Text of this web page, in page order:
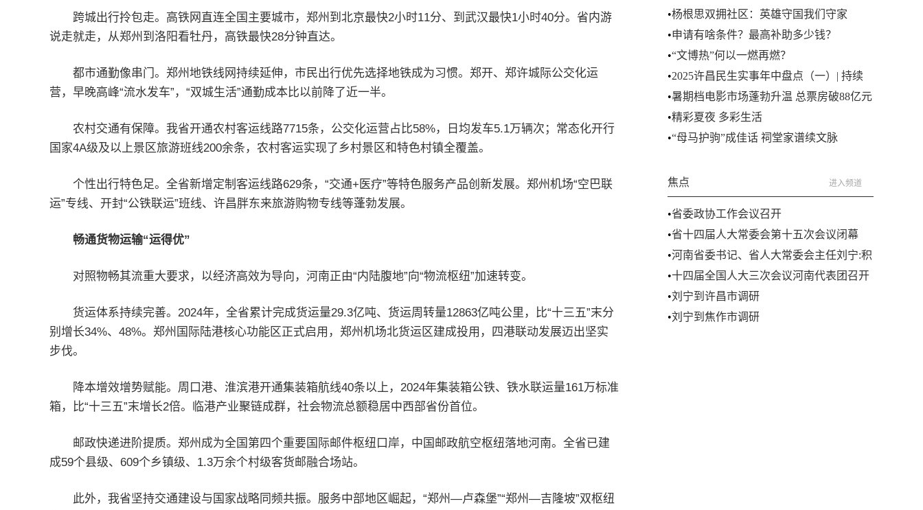
跨城出行拎包走。高铁网直连全国主要城市，郑州到北京最快2小时11分、到武汉最快1小时40分。省内游
说走就走，从郑州到洛阳看牡丹，高铁最快28分钟直达。
都市通勤像串门。郑州地铁线网持续延伸，市民出行优先选择地铁成为习惯。郑开、郑许城际公交化运
营，早晚高峰“流水发车”，“双城生活”通勤成本比以前降了近一半。
农村交通有保障。我省开通农村客运线路7715条，公交化运营占比58%，日均发车5.1万辆次；常态化开行
国家4A级及以上景区旅游班线200余条，农村客运实现了乡村景区和特色村镇全覆盖。
个性出行特色足。全省新增定制客运线路629条，“交通+医疗”等特色服务产品创新发展。郑州机场“空巴联
运”专线、开封“公铁联运”班线、许昌胖东来旅游购物专线等蓬勃发展。
畅通货物运输“运得优”
对照物畅其流重大要求，以经济高效为导向，河南正由“内陆腹地”向“物流枢纽”加速转变。
货运体系持续完善。2024年，全省累计完成货运量29.3亿吨、货运周转量12863亿吨公里，比“十三五”末分
别增长34%、48%。郑州国际陆港核心功能区正式启用，郑州机场北货运区建成投用，四港联动发展迈出坚实
步伐。
降本增效增势赋能。周口港、淮滨港开通集装箱航线40条以上，2024年集装箱公铁、铁水联运量161万标准
箱，比“十三五”末增长2倍。临港产业聚链成群，社会物流总额稳居中西部省份首位。
邮政快递进阶提质。郑州成为全国第四个重要国际邮件枢纽口岸，中国邮政航空枢纽落地河南。全省已建
成59个县级、609个乡镇级、1.3万余个村级客货邮融合场站。
此外，我省坚持交通建设与国家战略同频共振。服务中部地区崛起，“郑州—卢森堡”“郑州—吉隆坡”双枢纽
•杨根思双拥社区：英雄守国我们守家
•申请有啥条件？最高补助多少钱？
•“文博热”何以一燃再燃？
•2025许昌民生实事年中盘点（一）| 持续
推进农村供水“四化”
•暑期档电影市场蓬勃升温 总票房破88亿元
今夏，你看电影了吗
•精彩夏夜 多彩生活
•“母马护驹”成佳话 祠堂家谱续文脉
焦点 进入频道
•省委政协工作会议召开
•省十四届人大常委会第十五次会议闭幕
•河南省委书记、省人大常委会主任刘宁:积
极融入服务全国统一大市场 奋力谱写中国
式现代化河南篇章
•十四届全国人大三次会议河南代表团召开
第一次全体会议
•刘宁到许昌市调研
•刘宁到焦作市调研